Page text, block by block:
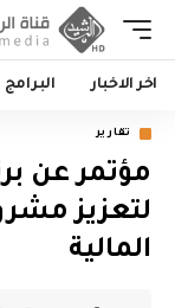
اخر الاخبار البرامج
تقارير
مؤتمر عن
لتعزيز
المالية